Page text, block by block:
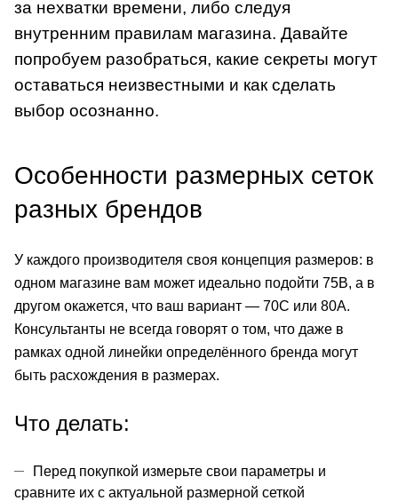
за нехватки времени, либо следуя
внутренним правилам магазина. Давайте
попробуем разобраться, какие секреты могут
оставаться неизвестными и как сделать
выбор осознанно.
Особенности размерных сеток
разных брендов
У каждого производителя своя концепция размеров: в
одном магазине вам может идеально подойти 75B, а в
другом окажется, что ваш вариант — 70C или 80A.
Консультанты не всегда говорят о том, что даже в
рамках одной линейки определённого бренда могут
быть расхождения в размерах.
Что делать:
Перед покупкой измерьте свои параметры и
сравните их с актуальной размерной сеткой